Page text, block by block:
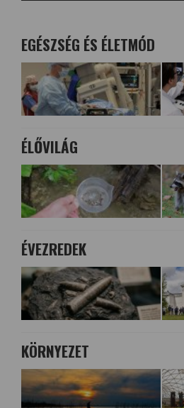
EGÉSZSÉG ÉS ÉLETMÓD
ÉLŐVILÁG
ÉVEZREDEK
KÖRNYEZET